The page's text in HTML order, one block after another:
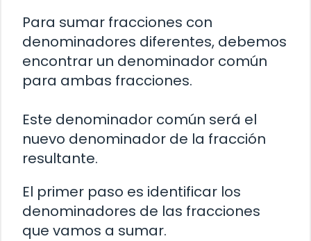
Para sumar fracciones con
denominadores diferentes, debemos
encontrar un denominador común
para ambas fracciones.
Este denominador común será el
nuevo denominador de la fracción
resultante.
El primer paso es identificar los
denominadores de las fracciones
que vamos a sumar.